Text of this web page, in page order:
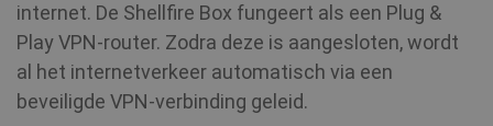
internet. De Shellfire Box fungeert als een Plug &
Play VPN-router. Zodra deze is aangesloten, wordt
al het internetverkeer automatisch via een
beveiligde VPN-verbinding geleid.